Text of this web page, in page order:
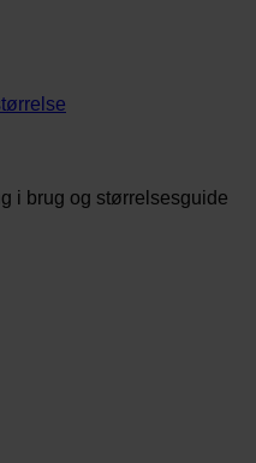
i brug og størrelsesguide